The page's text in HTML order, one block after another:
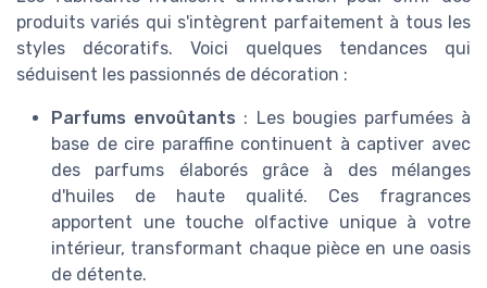
produits variés qui s'intègrent parfaitement à tous les
styles décoratifs. Voici quelques tendances qui
séduisent les passionnés de décoration :
Parfums envoûtants : Les bougies parfumées à
base de cire paraffine continuent à captiver avec
des parfums élaborés grâce à des mélanges
d'huiles de haute qualité. Ces fragrances
apportent une touche olfactive unique à votre
intérieur, transformant chaque pièce en une oasis
de détente.